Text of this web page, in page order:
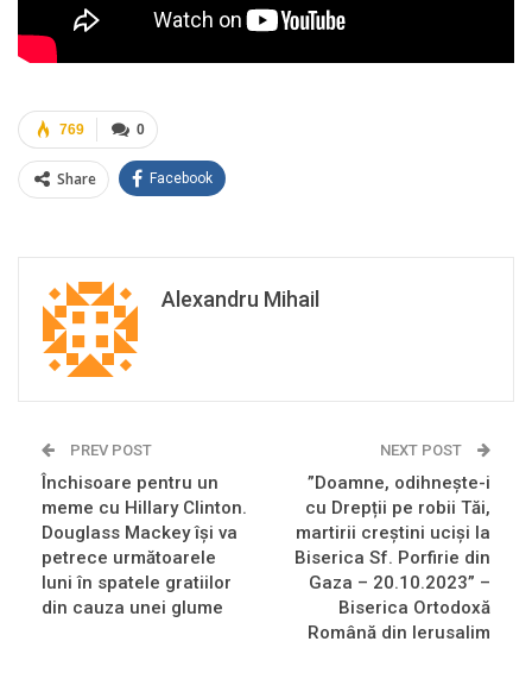
0
769
Share Facebook
Alexandru Mihail
PREV POST
Închisoare pentru un
meme cu Hillary Clinton.
Douglass Mackey își va
petrece următoarele
luni în spatele gratiilor
din cauza unei glume
NEXT POST
”Doamne, odihnește-i
cu Drepții pe robii Tăi,
martirii creștini uciși la
Biserica Sf. Porfirie din
Gaza – 20.10.2023” –
Biserica Ortodoxă
Română din Ierusalim